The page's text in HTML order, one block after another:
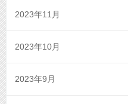
2023年11月
2023年10月
2023年9月